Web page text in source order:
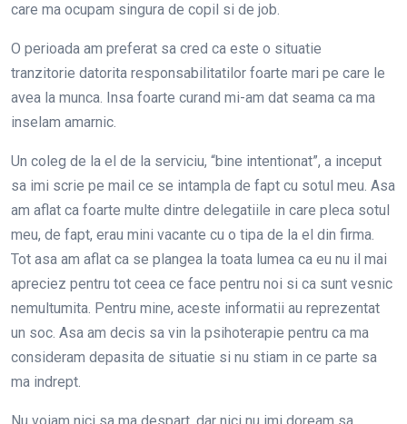
care ma ocupam singura de copil si de job.
O perioada am preferat sa cred ca este o situatie
tranzitorie datorita responsabilitatilor foarte mari pe care le
avea la munca. Insa foarte curand mi-am dat seama ca ma
inselam amarnic.
Un coleg de la el de la serviciu, “bine intentionat”, a inceput
sa imi scrie pe mail ce se intampla de fapt cu sotul meu. Asa
am aflat ca foarte multe dintre delegatiile in care pleca sotul
meu, de fapt, erau mini vacante cu o tipa de la el din firma.
Tot asa am aflat ca se plangea la toata lumea ca eu nu il mai
apreciez pentru tot ceea ce face pentru noi si ca sunt vesnic
nemultumita. Pentru mine, aceste informatii au reprezentat
un soc. Asa am decis sa vin la psihoterapie pentru ca ma
consideram depasita de situatie si nu stiam in ce parte sa
ma indrept.